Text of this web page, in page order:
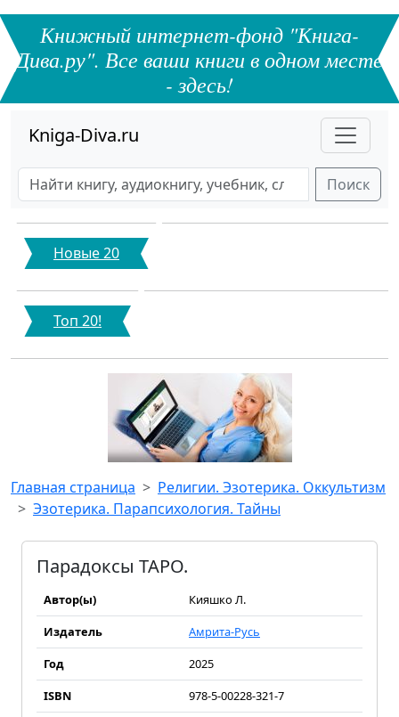
Книжный интернет-фонд "Книга-
Дива.ру". Все ваши книги в одном месте
- здесь!
Kniga-Diva.ru
Поиск
Новые 20
Топ 20!
Главная страница
Религии. Эзотерика. Оккультизм
Эзотерика. Парапсихология. Тайны
Парадоксы ТАРО.
Автор(ы)
Кияшко Л.
Издатель
Амрита-Русь
Год
2025
ISBN
978-5-00228-321-7